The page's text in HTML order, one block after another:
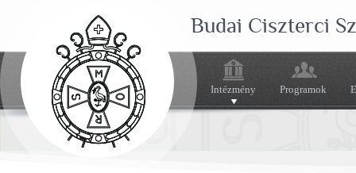
Budai Ciszterci
Intézmény Programok